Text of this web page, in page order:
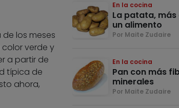
los meses
verde y
a partir de
típica de
ahora,
En la cocina
La patata, más
un alimento
Por Maite Zudaire
En la cocina
Pan con más
minerales
Por Maite Zudaire